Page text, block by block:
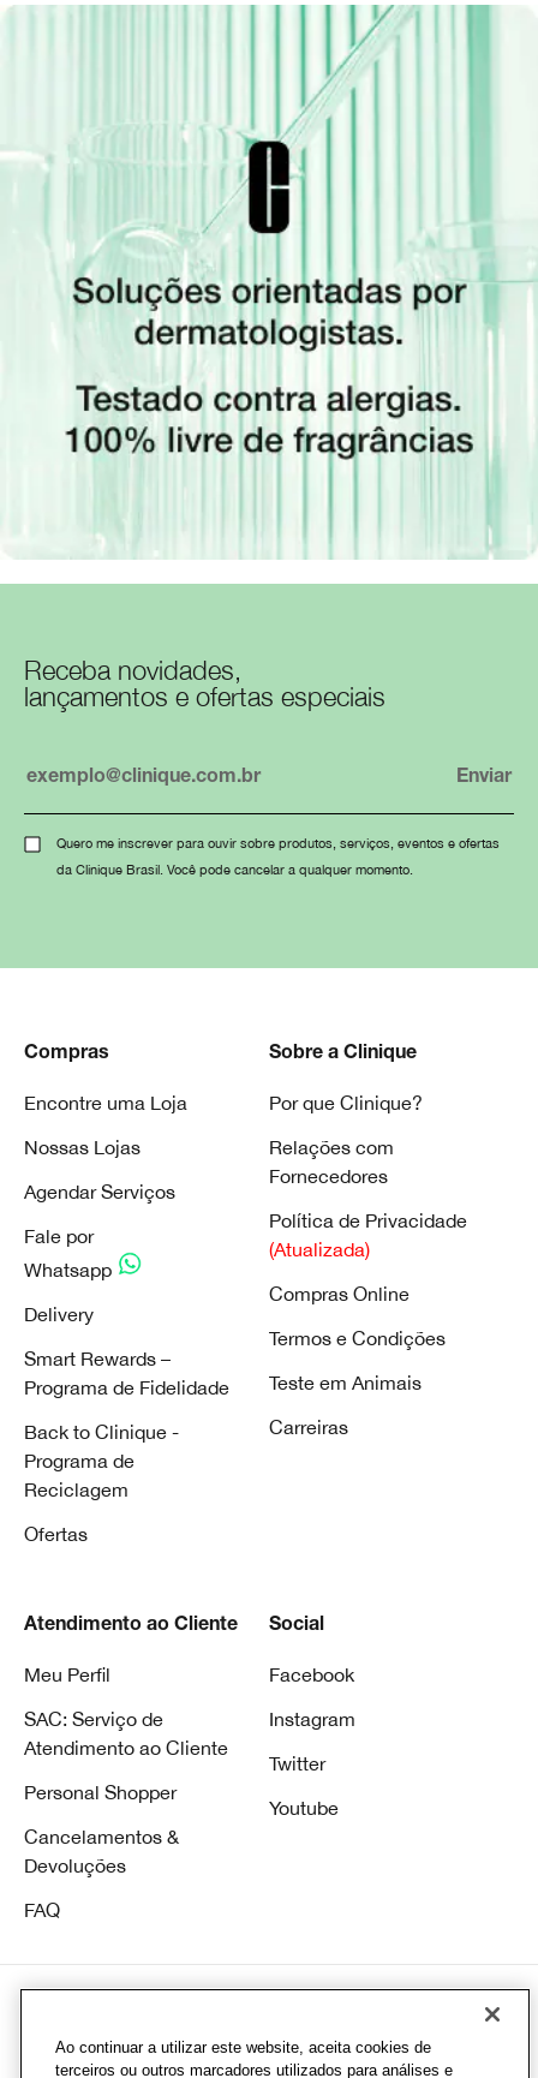
Receba novidades,
lançamentos e ofertas especiais
Quero me inscrever para ouvir sobre produtos, serviços, eventos e ofertas
da Clinique Brasil. Você pode cancelar a qualquer momento.
Compras
Encontre uma Loja
Nossas Lojas
Agendar Serviços
Fale por
Whatsapp
Delivery
Smart Rewards –
Programa de Fidelidade
Back to Clinique -
Programa de
Reciclagem
Ofertas
Sobre a Clinique
Por que Clinique?
Relações com
Fornecedores
Política de Privacidade
(Atualizada)
Compras Online
Termos e Condições
Teste em Animais
Carreiras
Atendimento ao Cliente
Meu Perfil
SAC: Serviço de
Atendimento ao Cliente
Personal Shopper
Cancelamentos &
Devoluções
FAQ
Social
Facebook
Instagram
Twitter
Youtube
© Clinique Laboratories, Ilc. Todos direitos reservados
Ao continuar a utilizar este website, aceita cookies de
terceiros ou outros marcadores utilizados para análises e